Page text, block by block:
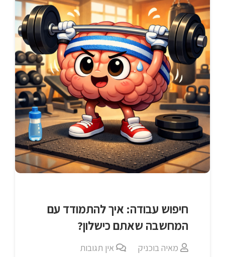
חיפוש עבודה: איך להתמודד עם
המחשבה שאתם כישלון?
מאיה בוכניק אין תגובות